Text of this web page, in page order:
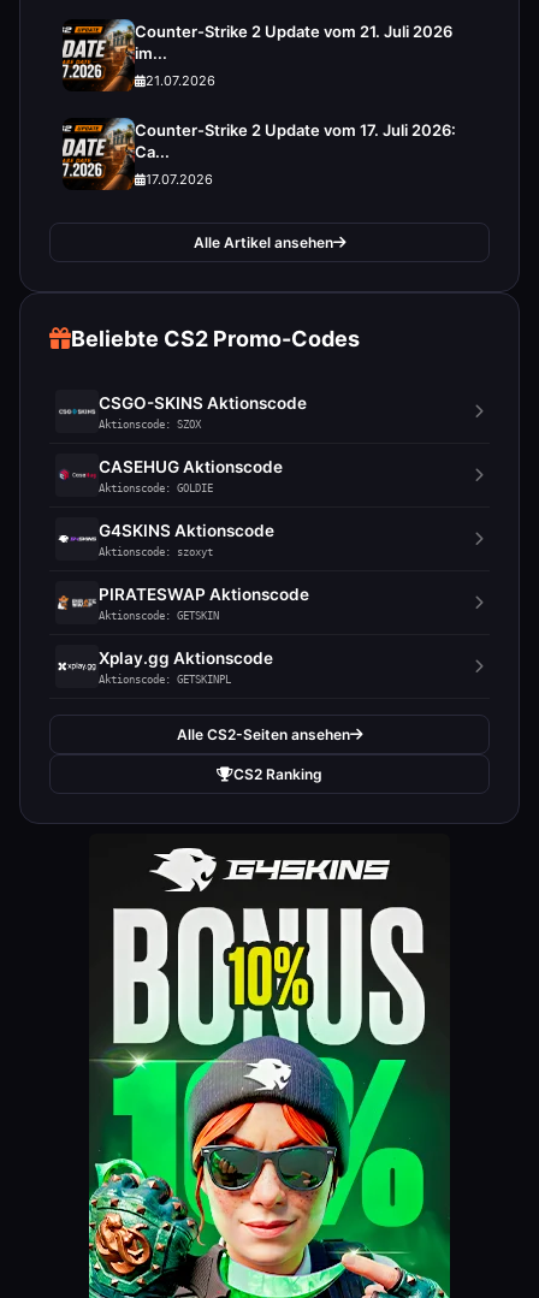
Counter-Strike 2 Update vom 21. Juli 2026
im...
21.07.2026
Counter-Strike 2 Update vom 17. Juli 2026:
Ca...
17.07.2026
Alle Artikel ansehen
Beliebte CS2 Promo-Codes
CSGO-SKINS Aktionscode
Aktionscode: SZOX
CASEHUG Aktionscode
Aktionscode: GOLDIE
G4SKINS Aktionscode
Aktionscode: szoxyt
PIRATESWAP Aktionscode
Aktionscode: GETSKIN
Xplay.gg Aktionscode
Aktionscode: GETSKINPL
Alle CS2-Seiten ansehen
CS2 Ranking